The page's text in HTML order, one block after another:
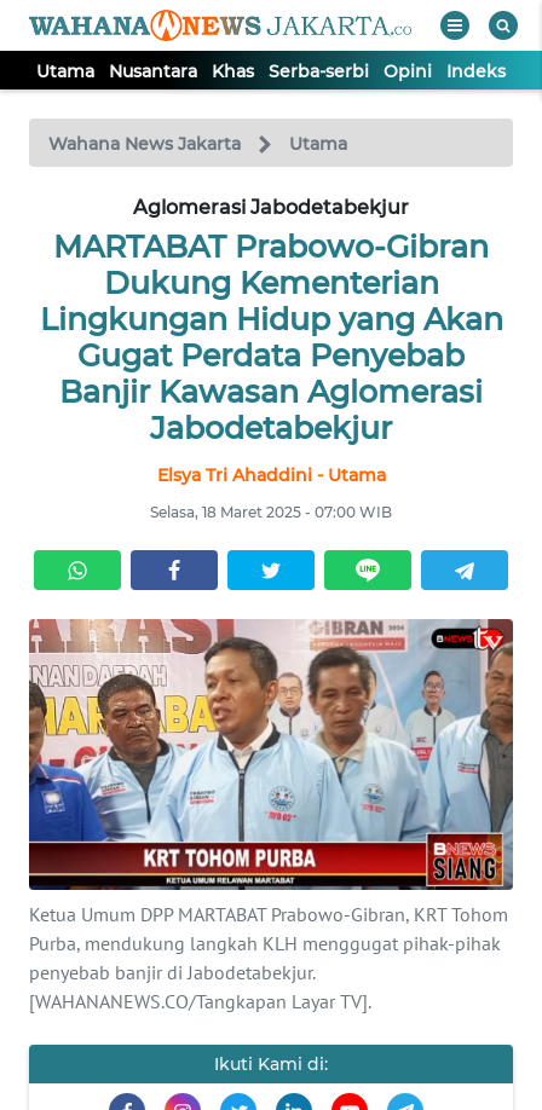
Utama Nusantara Khas Serba-serbi Opini Indeks
Wahana News Jakarta Utama
Aglomerasi Jabodetabekjur
MARTABAT Prabowo-Gibran
Dukung Kementerian
Lingkungan Hidup yang Akan
Gugat Perdata Penyebab
Banjir Kawasan Aglomerasi
Jabodetabekjur
Elsya Tri Ahaddini - Utama
Selasa, 18 Maret 2025 - 07:00 WIB
Ketua Umum DPP MARTABAT Prabowo-Gibran, KRT Tohom
Purba, mendukung langkah KLH menggugat pihak-pihak
penyebab banjir di Jabodetabekjur.
[WAHANANEWS.CO/Tangkapan Layar TV].
Ikuti Kami di:
TV
Tutup
NUSANTARA
KHAS
Informasi
INDEKS
BERITA
KONTAK
KAMI
INFO
TENTANG
KAMI
PEDOMAN
MEDIA